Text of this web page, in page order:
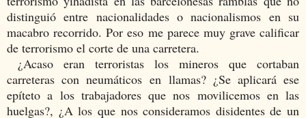
distinguió entre nacionalidades o nacionalismos en su
macabro recorrido. Por eso me parece muy grave calificar
de terrorismo el corte de una carretera.
¿Acaso eran terroristas los mineros que cortaban
carreteras con neumáticos en llamas? ¿Se aplicará ese
epíteto a los trabajadores que nos movilicemos en las
huelgas?, ¿A los que nos consideramos disidentes de un